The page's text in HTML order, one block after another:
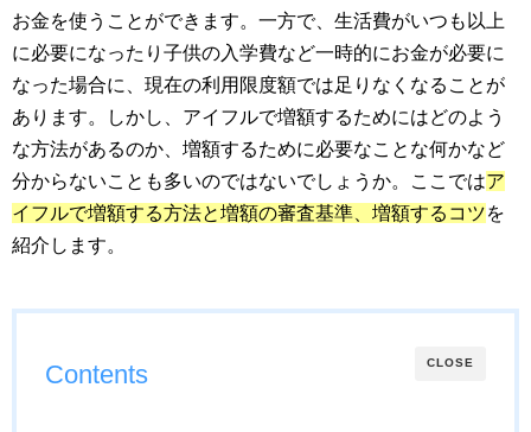
お金を使うことができます。一方で、生活費がいつも以上
に必要になったり子供の入学費など一時的にお金が必要に
なった場合に、現在の利用限度額では足りなくなることが
あります。しかし、アイフルで増額するためにはどのよう
な方法があるのか、増額するために必要なことな何かなど
分からないことも多いのではないでしょうか。ここではア
イフルで増額する方法と増額の審査基準、増額するコツを
紹介します。
CLOSE
Contents